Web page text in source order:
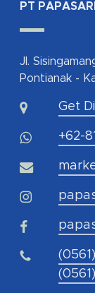
PT
Jl.
Pontianak -
Get
+62-